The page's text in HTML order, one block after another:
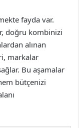
fayda var.
doğru kombinizi
alınan
markalar
Bu aşamalar
bütçenizi